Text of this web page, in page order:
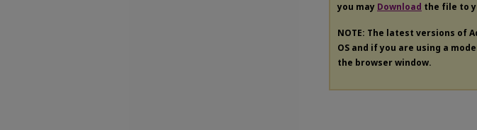
you may Download the file to
NOTE: The latest versions of
OS and if you are using a
the browser window.